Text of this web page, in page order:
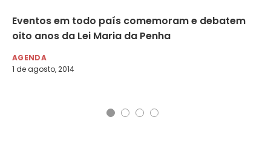
Eventos em todo país comemoram e debatem
oito anos da Lei Maria da Penha
AGENDA
1 de agosto, 2014